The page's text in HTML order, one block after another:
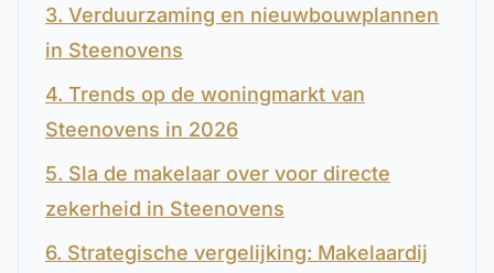
3. Verduurzaming en nieuwbouwplannen
in Steenovens
4. Trends op de woningmarkt van
Steenovens in 2026
5. Sla de makelaar over voor directe
zekerheid in Steenovens
6. Strategische vergelijking: Makelaardij